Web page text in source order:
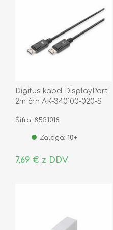
Digitus kabel DisplayPort
2m črn AK-340100-020-S
Šifra: 8531018
Zaloga: 10+
7,69 € z DDV